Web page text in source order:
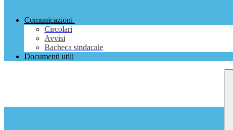
Comunicazioni
Circolari
Avvisi
Bacheca sindacale
Documenti utili